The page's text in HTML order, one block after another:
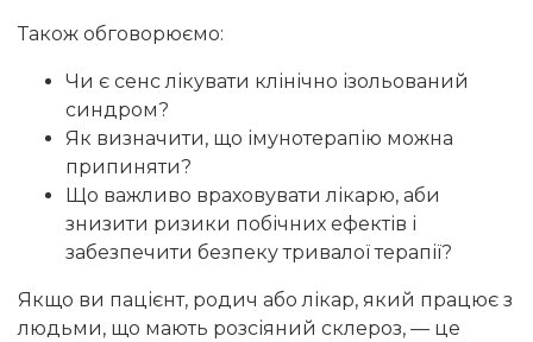
Також обговорюємо:
Чи є сенс лікувати клінічно ізольований
синдром?
Як визначити, що імунотерапію можна
припиняти?
Що важливо враховувати лікарю, аби
знизити ризики побічних ефектів і
забезпечити безпеку тривалої терапії?
Якщо ви пацієнт, родич або лікар, який працює з
людьми, що мають розсіяний склероз, — це